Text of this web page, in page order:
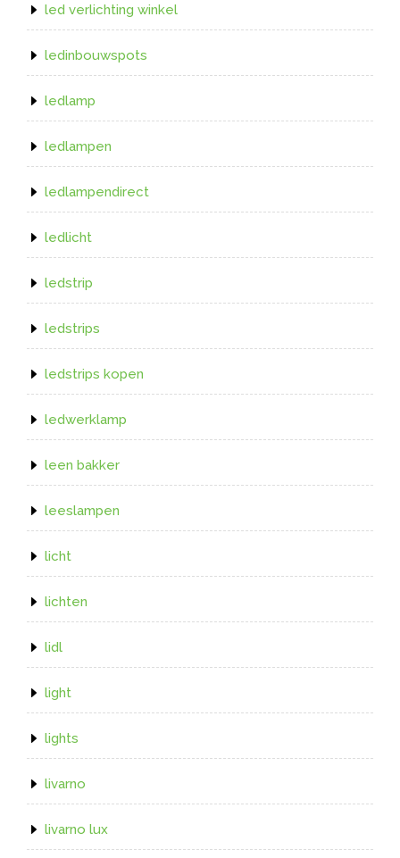
led verlichting winkel
ledinbouwspots
ledlamp
ledlampen
ledlampendirect
ledlicht
ledstrip
ledstrips
ledstrips kopen
ledwerklamp
leen bakker
leeslampen
licht
lichten
lidl
light
lights
livarno
livarno lux